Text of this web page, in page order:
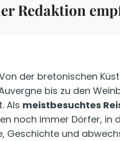
Redaktion
der bretonischen
bis zu den
Als meistbesuchtes
noch immer Dörfer, in
Geschichte und